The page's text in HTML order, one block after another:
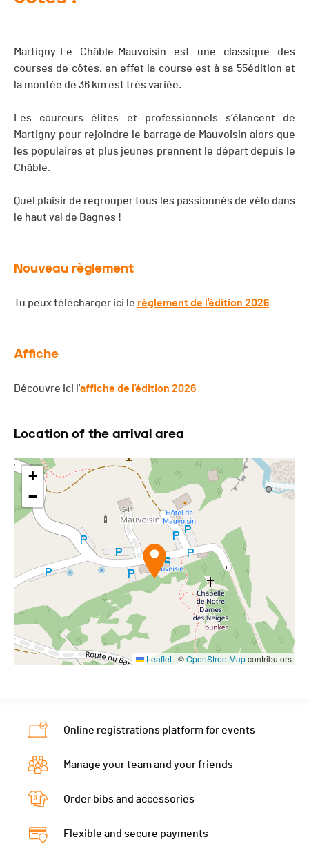
Martigny-Le Châble-Mauvoisin est une classique des
courses de côtes, en effet la course est à sa 55édition et
la montée de 36 km est très variée.
Les coureurs élites et professionnels s’élancent de
Martigny pour rejoindre le barrage de Mauvoisin alors que
les populaires et plus jeunes prennent le départ depuis le
Châble.
Quel plaisir de regrouper tous les passionnés de vélo dans
le haut val de Bagnes !
Nouveau règlement
Tu peux télécharger ici le règlement de l'édition 2026
Affiche
Découvre ici l'affiche de l'édition 2026
Location of the arrival area
+
−
Leaflet | ©OpenStreetMapcontributors
Online registrations platform for events
Manage your team and your friends
Order bibs and accessories
Flexible and secure payments